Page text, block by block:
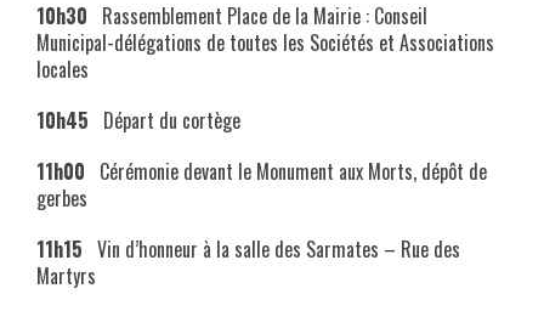
10h30 Rassemblement Place de la Mairie : Conseil
Municipal-délégations de toutes les Sociétés et Associations
locales
10h45 Départ du cortège
11h00 Cérémonie devant le Monument aux Morts, dépôt de
gerbes
11h15 Vin d’honneur à la salle des Sarmates – Rue des
Martyrs